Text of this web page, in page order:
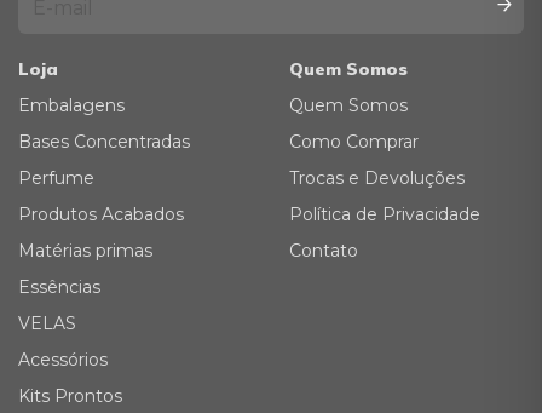
Loja
Embalagens
Bases Concentradas
Perfume
Produtos Acabados
Matérias primas
Essências
VELAS
Acessórios
Kits Prontos
Quem Somos
Quem Somos
Como Comprar
Trocas e Devoluções
Política de Privacidade
Contato